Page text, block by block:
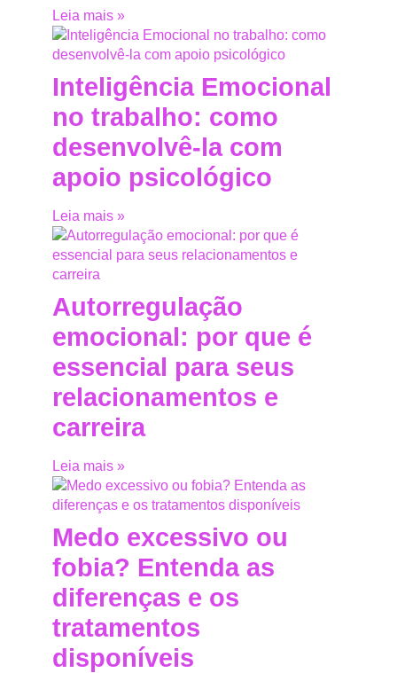
Leia mais »
Inteligência Emocional
no trabalho: como
desenvolvê-la com
apoio psicológico
Leia mais »
Autorregulação
emocional: por que é
essencial para seus
relacionamentos e
carreira
Leia mais »
Medo excessivo ou
fobia? Entenda as
diferenças e os
tratamentos
disponíveis